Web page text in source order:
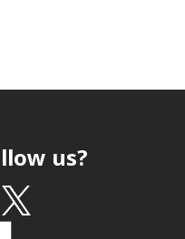
us?